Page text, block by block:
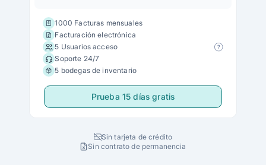
1000 Facturas mensuales
Facturación electrónica
5 Usuarios acceso
Soporte 24/7
5 bodegas de inventario
Prueba 15 días gratis
Sin tarjeta de crédito
Sin contrato de permanencia